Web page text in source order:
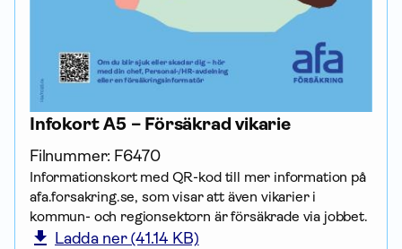
Infokort A5 – Försäkrad vikarie
Filnummer: F6470
Informationskort med QR-kod till mer infor­mation på
afa.forsakring.se, som visar att även vikarier i
kommun- och regionsektorn är försäkrade via jobbet.
Ladda ner (41.14 KB)